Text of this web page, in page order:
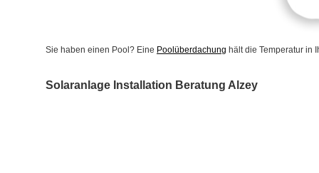
Sie haben einen Pool? Eine Poolüberdachung hält die Temperatur in
Solaranlage Installation Beratung Alzey